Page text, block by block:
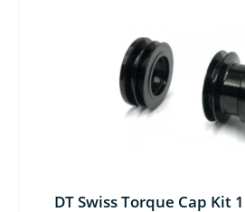
DT Swiss Torque Cap Kit